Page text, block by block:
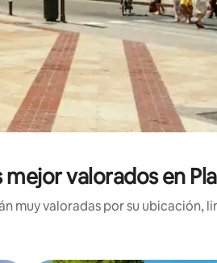
valorados en
muy valoradas por su ubicación,